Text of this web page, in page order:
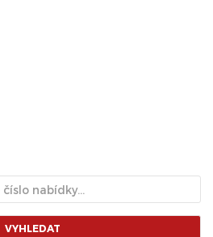
VYHLEDAT